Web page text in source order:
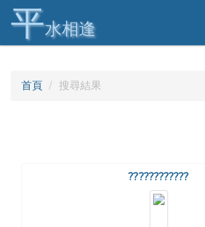
平水相逢
首頁 搜尋結果
????????????